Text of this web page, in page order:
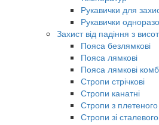
Рукавички для
Рукавички
Захист від падіння з
Пояса безлямкові
Пояса лямкові
Пояса лямкові
Стропи стрічкові
Стропи канатні
Стропи з
Стропи зі